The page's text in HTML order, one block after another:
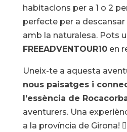
habitacions per a 1 o 2
perfecte per a
amb la naturalesa. Pots
FREEADVENTOUR10en
Uneix-te a aquesta
nous paisatges i
l’essència de
aventurers. Una
a la província de Girona!